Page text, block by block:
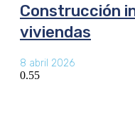
Construcción
viviendas
8 abril 2026